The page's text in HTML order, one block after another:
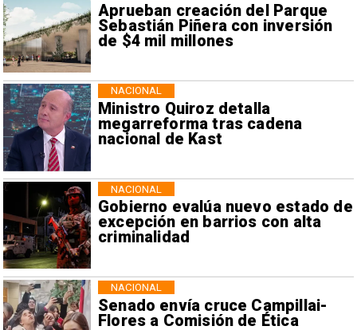
Aprueban creación del Parque
Sebastián Piñera con inversión
de $4 mil millones
Ministro Quiroz detalla
megarreforma tras cadena
nacional de Kast
NACIONAL
Gobierno evalúa nuevo estado de
excepción en barrios con alta
criminalidad
NACIONAL
Senado envía cruce Campillai-
Flores a Comisión de Ética
NACIONAL